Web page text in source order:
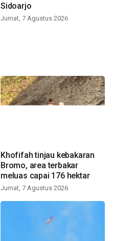
Sidoarjo
Jumat, 7 Agustus 2026
Khofifah tinjau kebakaran
Bromo, area terbakar
meluas capai 176 hektar
Jumat, 7 Agustus 2026